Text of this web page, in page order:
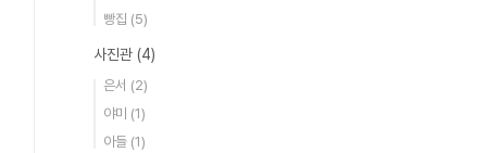
빵집 (5)
사진관 (4)
은서 (2)
야미 (1)
아들 (1)